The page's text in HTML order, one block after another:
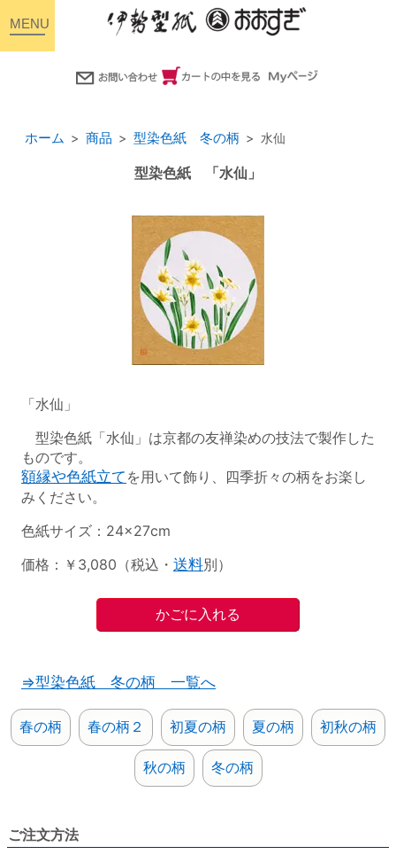
ホーム 商品 型染色紙 冬の柄 水仙
型染色紙 「水仙」
「水仙」
型染色紙「水仙」は京都の友禅染めの技法で製作した
ものです。
額縁や色紙立て を用いて飾り、四季折々の柄をお楽し
みください。
色紙サイズ：24×27cm
価格：￥3,080（税込・ 送料別）
⇒型染色紙 冬の柄 一覧へ
春の柄 春の柄２ 初夏の柄 夏の柄 初秋の柄
秋の柄 冬の柄
ご注文方法
toggle
navigation